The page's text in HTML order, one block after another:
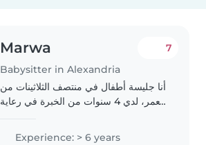
Marwa
Babysitter in Alexandria
7
أنا جليسة أطفال في منتصف الثلاثينات من
العمر، لدي 4 سنوات من الخبرة في رعاية
الابتدائية. أنا مسؤولة وحنونة وصبورة،
Experience: > 6 years